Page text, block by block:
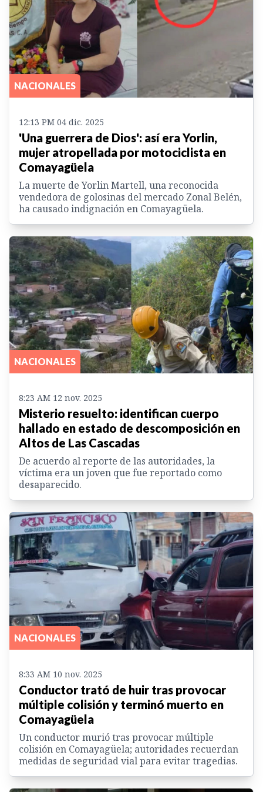
NACIONALES
12:13 PM 04 dic. 2025
'Una guerrera de Dios': así era Yorlin,
mujer atropellada por motociclista en
Comayagüela
La muerte de Yorlin Martell, una reconocida
vendedora de golosinas del mercado Zonal Belén,
ha causado indignación en Comayagüela.
NACIONALES
8:23 AM 12 nov. 2025
Misterio resuelto: identifican cuerpo
hallado en estado de descomposición en
Altos de Las Cascadas
De acuerdo al reporte de las autoridades, la
víctima era un joven que fue reportado como
desaparecido.
NACIONALES
8:33 AM 10 nov. 2025
Conductor trató de huir tras provocar
múltiple colisión y terminó muerto en
Comayagüela
Un conductor murió tras provocar múltiple
colisión en Comayagüela; autoridades recuerdan
medidas de seguridad vial para evitar tragedias.